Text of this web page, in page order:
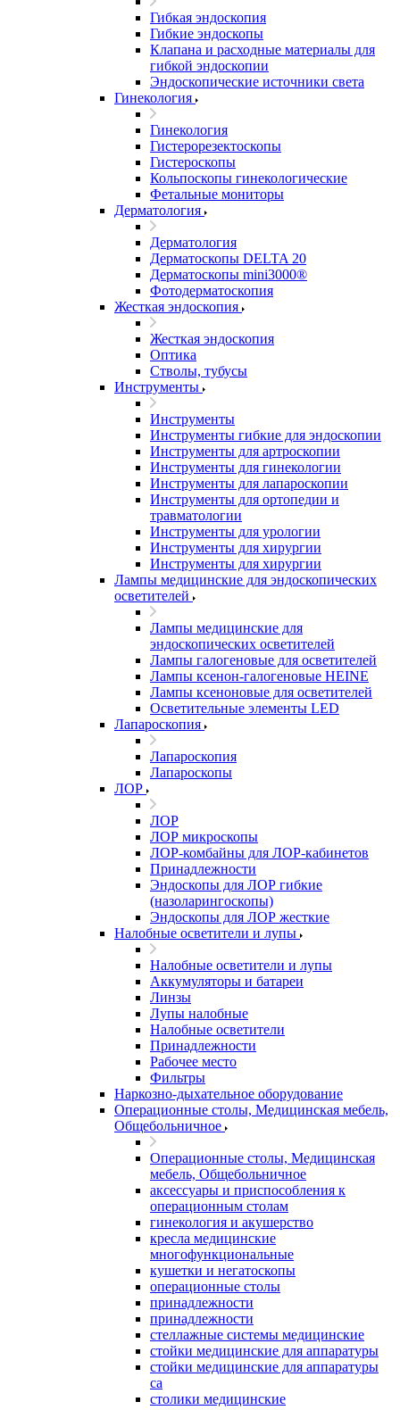
Гибкая эндоскопия
Гибкие эндоскопы
Клапана и расходные материалы для
гибкой эндоскопии
Эндоскопические источники света
Гинекология
Гинекология
Гистерорезектоскопы
Гистероскопы
Кольпоскопы гинекологические
Фетальные мониторы
Дерматология
Дерматология
Дерматоскопы DELTA 20
Дерматоскопы mini3000®
Фотодерматоскопия
Жесткая эндоскопия
Жесткая эндоскопия
Оптика
Стволы, тубусы
Инструменты
Инструменты
Инструменты гибкие для эндоскопии
Инструменты для артроскопии
Инструменты для гинекологии
Инструменты для лапароскопии
Инструменты для ортопедии и
травматологии
Инструменты для урологии
Инструменты для хирургии
Инструменты для хирургии
Лампы медицинские для эндоскопических
осветителей
Лампы медицинские для
эндоскопических осветителей
Лампы галогеновые для осветителей
Лампы ксенон-галогеновые HEINE
Лампы ксеноновые для осветителей
Осветительные элементы LED
Лапароскопия
Лапароскопия
Лапароскопы
ЛОР
ЛОР
ЛОР микроскопы
ЛОР-комбайны для ЛОР-кабинетов
Принадлежности
Эндоскопы для ЛОР гибкие
(назоларингоскопы)
Эндоскопы для ЛОР жесткие
Налобные осветители и лупы
Налобные осветители и лупы
Аккумуляторы и батареи
Линзы
Лупы налобные
Налобные осветители
Принадлежности
Рабочее место
Фильтры
Наркозно-дыхательное оборудование
Операционные столы, Медицинская мебель,
Общебольничное
Операционные столы, Медицинская
мебель, Общебольничное
аксессуары и приспособления к
операционным столам
гинекология и акушерство
кресла медицинские
многофункциональные
кушетки и негатоскопы
операционные столы
принадлежности
принадлежности
стеллажные системы медицинские
стойки медицинские для аппаратуры
стойки медицинские для аппаратуры
са
столики медицинские